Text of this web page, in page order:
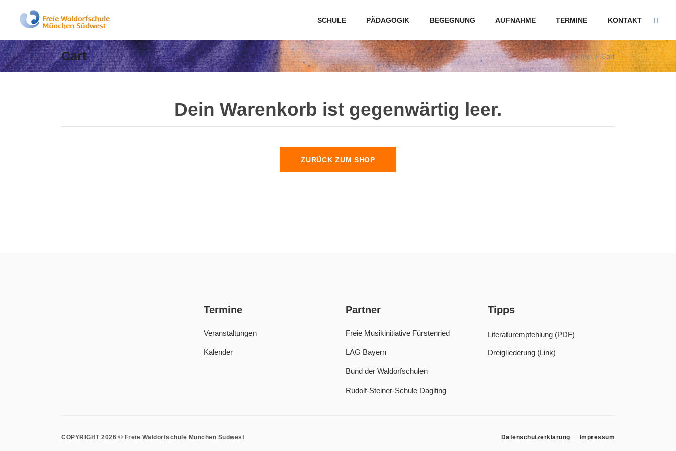
SCHULE PÄDAGOGIK BEGEGNUNG AUFNAHME TERMINE KONTAKT
Cart Home/Cart
Dein Warenkorb ist gegenwärtig leer.
ZURÜCK ZUM SHOP
Termine
Veranstaltungen
Kalender
Partner
Freie Musikinitiative Fürstenried
LAG Bayern
Bund der Waldorfschulen
Rudolf-Steiner-Schule Daglfing
Tipps
Literaturempfehlung (PDF)
Dreigliederung (Link)
COPYRIGHT 2026 © Freie Waldorfschule München Südwest Datenschutzerklärung Impressum